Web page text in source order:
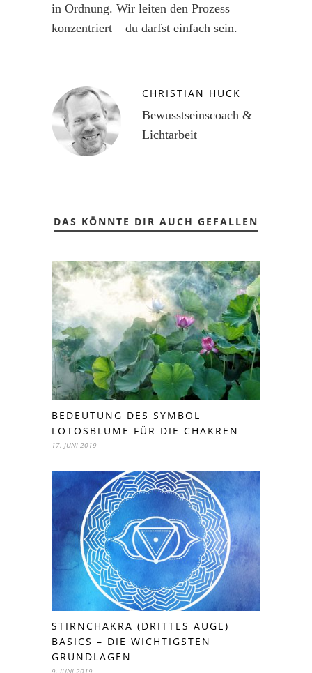
in Ordnung. Wir leiten den Prozess
konzentriert – du darfst einfach sein.
CHRISTIAN HUCK
Bewusstseinscoach &
Lichtarbeit
DAS KÖNNTE DIR AUCH GEFALLEN
BEDEUTUNG DES SYMBOL
LOTOSBLUME FÜR DIE CHAKREN
17. JUNI 2019
STIRNCHAKRA (DRITTES AUGE)
BASICS – DIE WICHTIGSTEN
GRUNDLAGEN
9. JUNI 2019